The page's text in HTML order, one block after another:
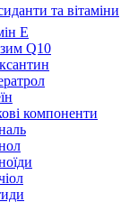
та вітаміни
Е
Q10
компоненти